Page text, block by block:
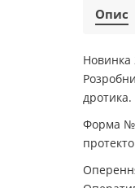
Опис
Новинка
дротика.
Форма